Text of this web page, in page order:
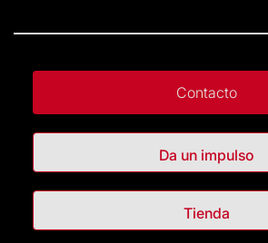
Contacto
Da un impulso
Tienda